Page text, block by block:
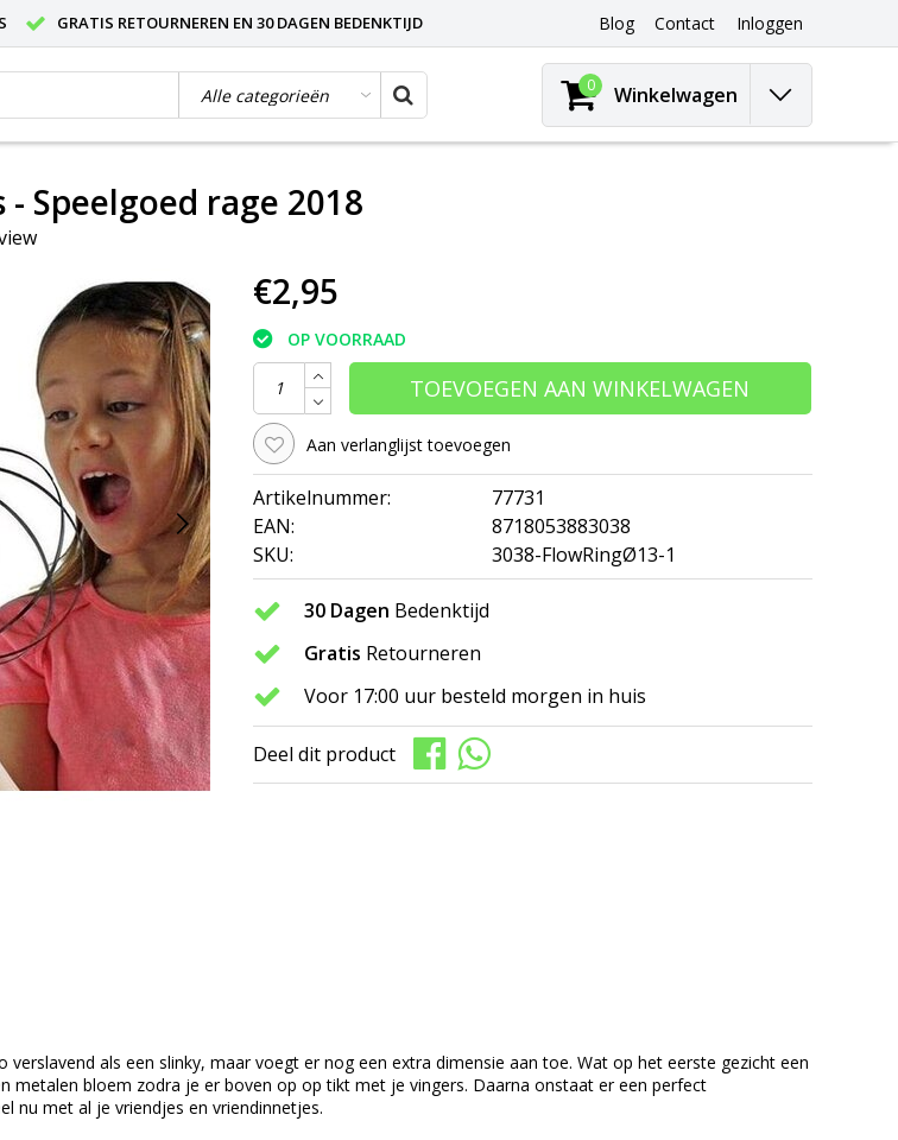
GRATIS RETOURNEREN EN 30 DAGEN BEDENKTIJD Blog Contact Inloggen
0 Winkelwagen
Speelgoed rage 2018
€2,95
OP VOORRAAD
TOEVOEGEN AAN WINKELWAGEN
Aan verlanglijst toevoegen
Artikelnummer:
77731
EAN:
8718053883038
SKU:
3038-FlowRingØ13-1
30 Dagen Bedenktijd
Gratis Retourneren
Voor 17:00 uur besteld morgen in huis
Deel dit product
verslavend als een slinky, maar voegt er nog een extra dimensie aan toe. Wat op het eerste gezicht een
metalen bloem zodra je er boven op op tikt met je vingers. Daarna onstaat er een perfect
nu met al je vriendjes en vriendinnetjes.